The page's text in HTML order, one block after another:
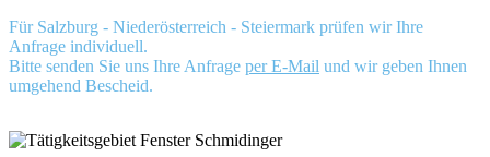
Für Salzburg - Niederösterreich - Steiermark prüfen wir Ihre
Anfrage individuell.
Bitte senden Sie uns Ihre Anfrage per E-Mail und wir geben Ihnen
umgehend Bescheid.